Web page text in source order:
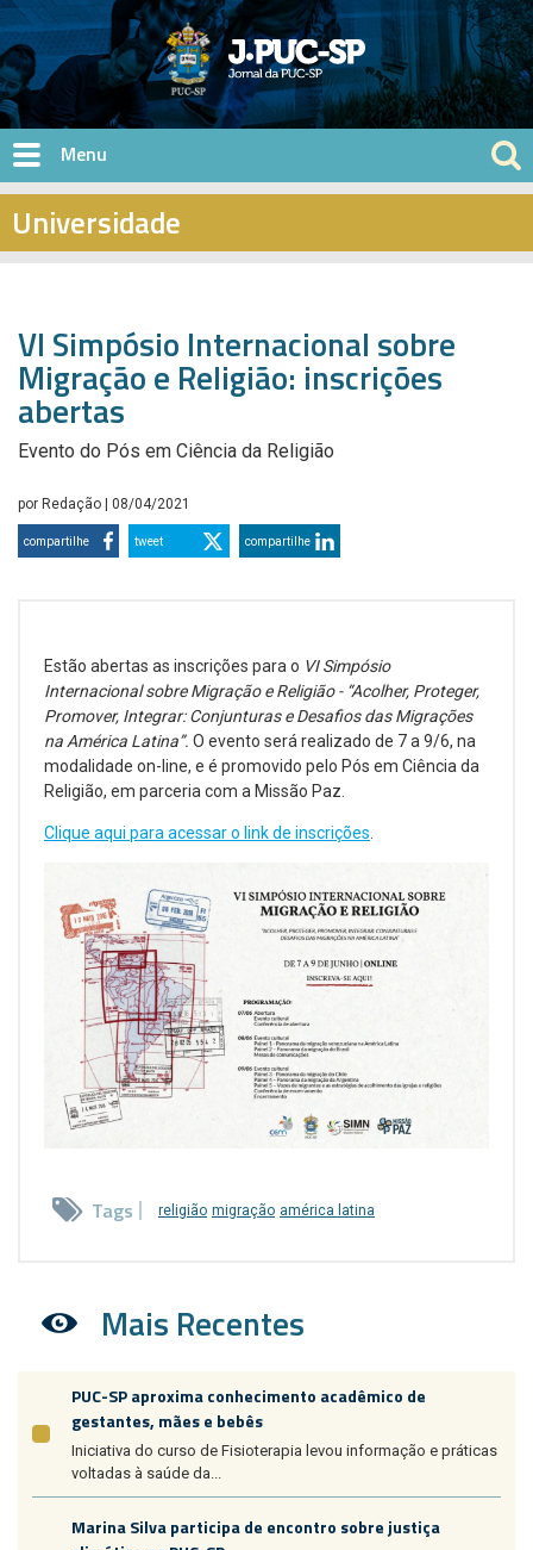
Pular para o conteúdo principal
Universidade
VI Simpósio Internacional sobre
Migração e Religião: inscrições
abertas
Evento do Pós em Ciência da Religião
por Redação | 08/04/2021
compartilhe tweet compartilhe
Estão abertas as inscrições para o VI Simpósio
Internacional sobre Migração e Religião - “Acolher, Proteger,
Promover, Integrar: Conjunturas e Desafios das Migrações
na América Latina”. O evento será realizado de 7 a 9/6, na
modalidade on-line, e é promovido pelo Pós em Ciência da
Religião, em parceria com a Missão Paz.
Clique aqui para acessar o link de inscrições
Tags religião migração américa latina
Mais Recentes
PUC-SP aproxima conhecimento acadêmico de
gestantes, mães e bebês
Iniciativa do curso de Fisioterapia levou informação e práticas
voltadas à saúde da...
Marina Silva participa de encontro sobre justiça